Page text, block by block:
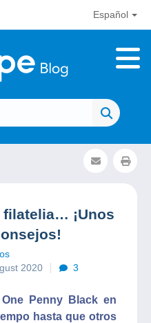
Español
filatelia… ¡Unos
2020
3
Penny Black en
hasta que otros